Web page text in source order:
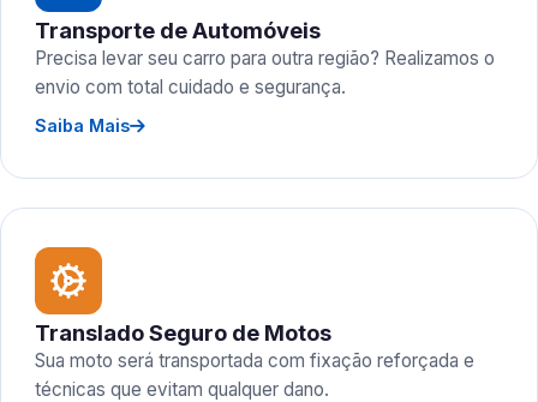
Transporte de Automóveis
Precisa levar seu carro para outra região? Realizamos o
envio com total cuidado e segurança.
Saiba Mais
Translado Seguro de Motos
Sua moto será transportada com fixação reforçada e
técnicas que evitam qualquer dano.